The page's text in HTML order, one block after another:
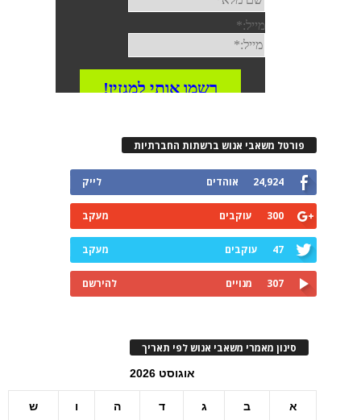
פורטל משאבי אנוש ברשתות החברתיות
24,924 אוהדים לייק
300 עוקבים מעקב
47 עוקבים מעקב
307 מנויים להירשם
סינון מאמרי משאבי אנוש לפי תאריך
אוגוסט 2026
א ב ג ד ה ו ש